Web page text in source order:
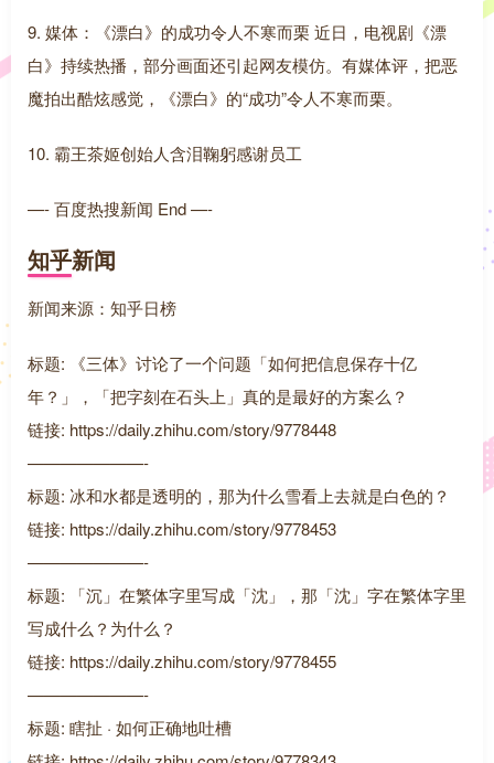
9. 媒体：《漂白》的成功令人不寒而栗 近日，电视剧《漂
白》持续热播，部分画面还引起网友模仿。有媒体评，把恶
魔拍出酷炫感觉，《漂白》的“成功”令人不寒而栗。
10. 霸王茶姬创始人含泪鞠躬感谢员工
—- 百度热搜新闻 End —-
知乎新闻
新闻来源：知乎日榜
标题: 《三体》讨论了一个问题「如何把信息保存十亿
年？」，「把字刻在石头上」真的是最好的方案么？
链接: https://daily.zhihu.com/story/9778448
———————-
标题: 冰和水都是透明的，那为什么雪看上去就是白色的？
链接: https://daily.zhihu.com/story/9778453
———————-
标题: 「沉」在繁体字里写成「沈」，那「沈」字在繁体字里
写成什么？为什么？
链接: https://daily.zhihu.com/story/9778455
———————-
标题: 瞎扯 · 如何正确地吐槽